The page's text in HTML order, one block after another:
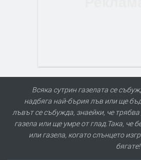
Всяка сутрин газелата се
надбяга най-бърия лъв или ще
лъвът се събужда, знаейки, че
газела или ще умре от глад.Така, че
или газела, когато слънцето